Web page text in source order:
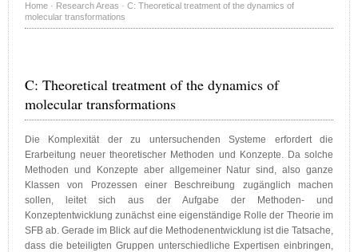
Home · Research Areas · C: Theoretical treatment of the dynamics of
molecular transformations
C: Theoretical treatment of the dynamics of
molecular transformations
Die Komplexität der zu untersuchenden Systeme erfordert die
Erarbeitung neuer theoretischer Methoden und Konzepte. Da solche
Methoden und Konzepte aber allgemeiner Natur sind, also ganze
Klassen von Prozessen einer Beschreibung zugänglich machen
sollen, leitet sich aus der Aufgabe der Methoden- und
Konzeptentwicklung zunächst eine eigenständige Rolle der Theorie im
SFB ab. Gerade im Blick auf die Methodenentwicklung ist die Tatsache,
dass die beteiligten Gruppen unterschiedliche Expertisen einbringen,